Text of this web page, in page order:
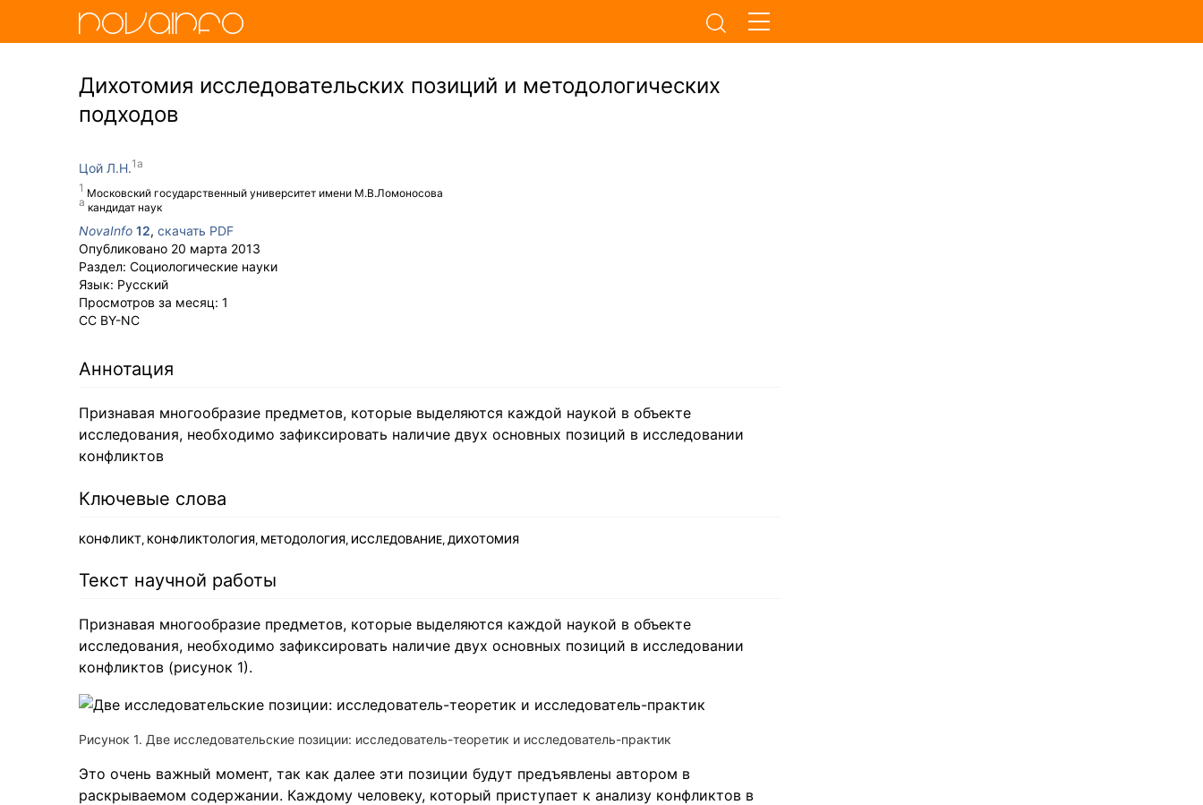
Дихотомия исследовательских позиций и методологических
подходов
Цой Л.Н.
Московский государственный университет имени М.В.Ломоносова
кандидат наук
NovaInfo 12, скачать PDF
Опубликовано 20 марта 2013
Раздел: Социологические науки
Язык: Русский
Просмотров за месяц: 1
CC BY-NC
Аннотация
Признавая многообразие предметов, которые выделяются каждой наукой в объекте
исследования, необходимо зафиксировать наличие двух основных позиций в исследовании
конфликтов
Ключевые слова
КОНФЛИКТ, КОНФЛИКТОЛОГИЯ, МЕТОДОЛОГИЯ, ИССЛЕДОВАНИЕ, ДИХОТОМИЯ
Текст научной работы
Признавая многообразие предметов, которые выделяются каждой наукой в объекте
исследования, необходимо зафиксировать наличие двух основных позиций в исследовании
конфликтов (рисунок 1).
Рисунок 1. Две исследовательские позиции: исследователь-теоретик и исследователь-практик
Это очень важный момент, так как далее эти позиции будут предъявлены автором в
раскрываемом содержании. Каждому человеку, который приступает к анализу конфликтов в